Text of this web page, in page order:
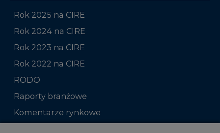
Rok 2025 na CIRE
Rok 2024 na CIRE
Rok 2023 na CIRE
Rok 2022 na CIRE
RODO
Raporty branżowe
Komentarze rynkowe